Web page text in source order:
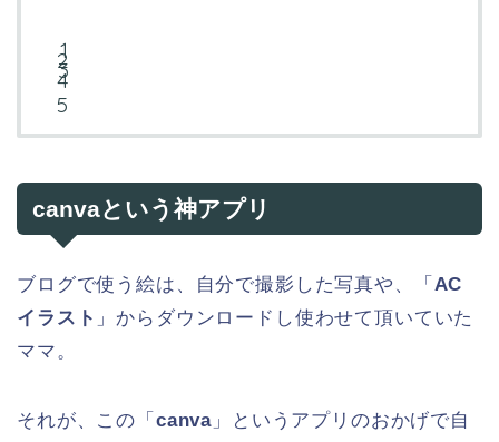
canvaという神アプリ
ブログで使う絵は、自分で撮影した写真や、「 AC
イラスト 」からダウンロードし使わせて頂いていた
ママ。
それが、この「 canva 」というアプリのおかげで自